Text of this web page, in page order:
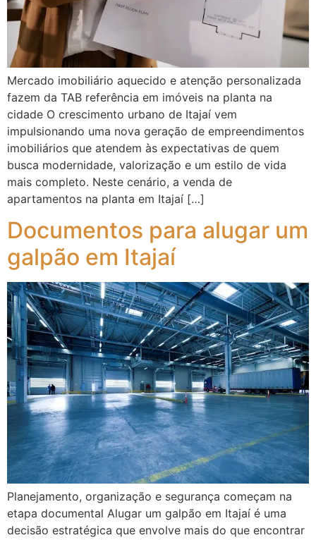
Mercado imobiliário aquecido e atenção personalizada
fazem da TAB referência em imóveis na planta na
cidade O crescimento urbano de Itajaí vem
impulsionando uma nova geração de empreendimentos
imobiliários que atendem às expectativas de quem
busca modernidade, valorização e um estilo de vida
mais completo. Neste cenário, a venda de
apartamentos na planta em Itajaí […]
Documentos para alugar um
galpão em Itajaí
Planejamento, organização e segurança começam na
etapa documental Alugar um galpão em Itajaí é uma
decisão estratégica que envolve mais do que encontrar